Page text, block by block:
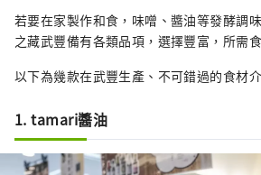
若要在家製作和食，味噌、醬油等發酵調
之藏武豐備有各類品項，選擇豐富，所需
以下為幾款在武豐生產、不可錯過的食材介
1. tamari醬油